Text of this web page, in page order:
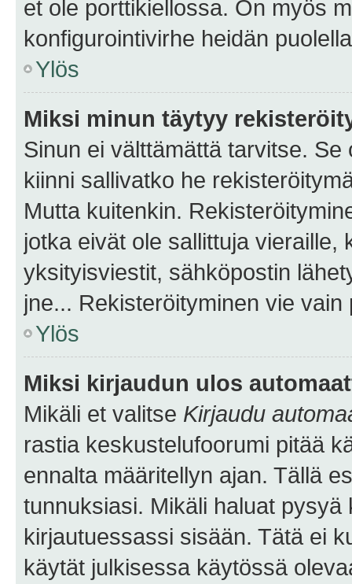
et ole porttikiellossa. On myös
konfigurointivirhe heidän
Ylös
Miksi minun täytyy
Sinun ei välttämättä tarvitse.
kiinni sallivatko he
Mutta kuitenkin.
jotka eivät ole sallittuja vieraille,
yksityisviestit, sähköpostin
jne... Rekisteröityminen vie
Ylös
Miksi kirjaudun ulos
Mikäli et valitse Kirjaudu
rastia keskustelufoorumi pitää
ennalta määritellyn ajan. Tällä
tunnuksiasi. Mikäli haluat
kirjautuessassi sisään. Tätä ei
käytät julkisessa käytössä